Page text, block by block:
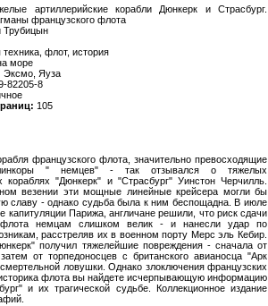
артиллерийские корабли Дюнкерк и Страсбург.
французского флота
Трубицын
техника, флот, история
море
Эксмо, Яуза
82205-8
105
французского флота, значительно превосходящие
" немцев" - так отзывался о тяжелых
кораблях "Дюнкерк" и "Страсбург" Уинстон Черчилль.
везении эти мощные линейные крейсера могли бы
славу - однако судьба была к ним беспощадна. В июле
капитуляции Парижа, англичане решили, что риск сдачи
флота немцам слишком велик - и нанесли удар по
расстреляв их в военном порту Мерс эль Кебир.
получил тяжелейшие повреждения - сначала от
от торпедоносцев с британского авианосца "Арк
ловушки. Однако злоключения французских
флота вы найдете исчерпывающую информацию
и их трагической судьбе. Коллекционное издание